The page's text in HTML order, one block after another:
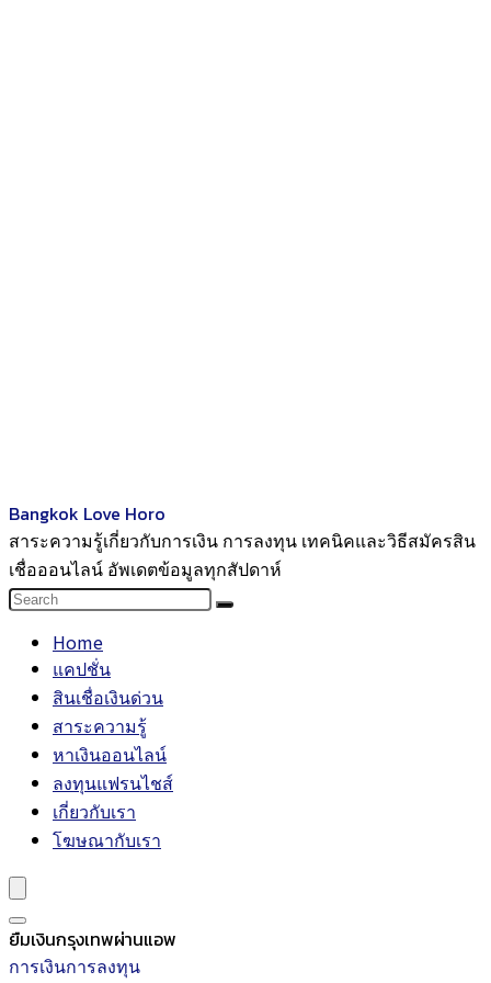
Bangkok Love Horo
สาระความรู้เกี่ยวกับการเงิน การลงทุน เทคนิคและวิธีสมัครสิน
เชื่อออนไลน์ อัพเดตข้อมูลทุกสัปดาห์
Home
แคปชั่น
สินเชื่อเงินด่วน
สาระความรู้
หาเงินออนไลน์
ลงทุนแฟรนไชส์
เกี่ยวกับเรา
โฆษณากับเรา
ยืมเงินกรุงเทพผ่านแอพ
การเงินการลงทุน